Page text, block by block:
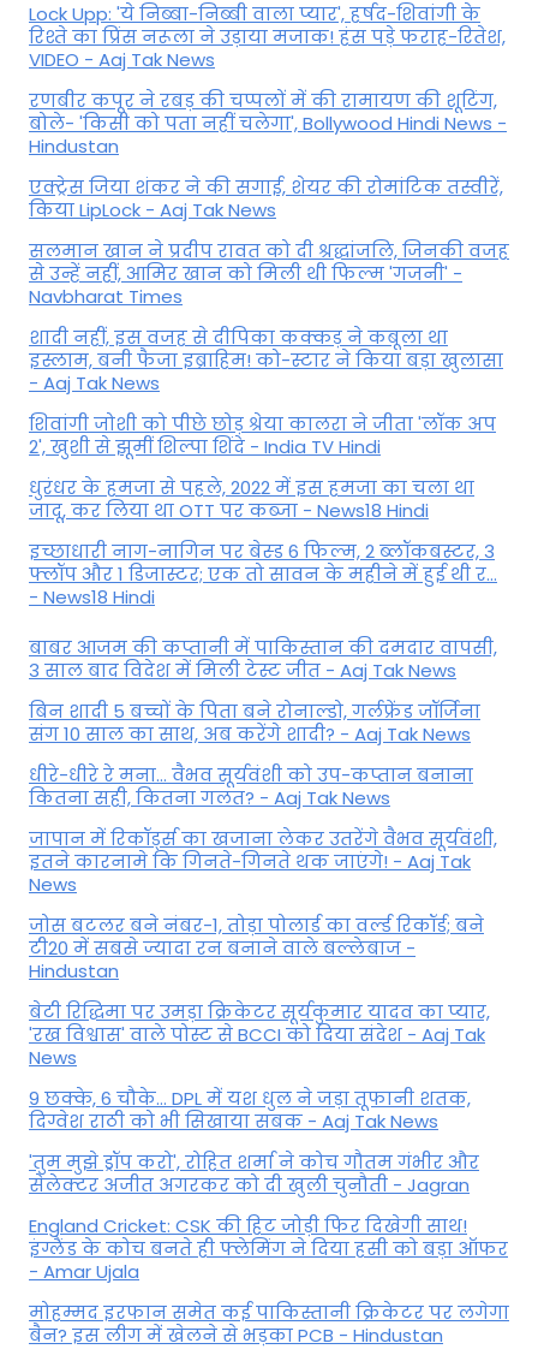
Lock Upp: 'ये निब्बा-निब्बी वाला प्यार', हर्षद-शिवांगी के
रिश्ते का प्रिंस नरूला ने उड़ाया मजाक! हंस पड़े फराह-रितेश,
VIDEO - Aaj Tak News
रणबीर कपूर ने रबड़ की चप्पलों में की रामायण की शूटिंग,
बोले- 'किसी को पता नहीं चलेगा', Bollywood Hindi News -
Hindustan
एक्ट्रेस जिया शंकर ने की सगाई, शेयर की रोमांटिक तस्वीरें,
किया LipLock - Aaj Tak News
सलमान खान ने प्रदीप रावत को दी श्रद्धांजलि, जिनकी वजह
से उन्हें नहीं, आमिर खान को मिली थी फिल्म 'गजनी' -
Navbharat Times
शादी नहीं, इस वजह से दीपिका कक्कड़ ने कबूला था
इस्लाम, बनी फैजा इब्राहिम! को-स्टार ने किया बड़ा खुलासा
- Aaj Tak News
शिवांगी जोशी को पीछे छोड़ श्रेया कालरा ने जीता 'लॉक अप
2', खुशी से झूमीं शिल्पा शिंदे - India TV Hindi
धुरंधर के हमजा से पहले, 2022 में इस हमजा का चला था
जादू, कर लिया था OTT पर कब्जा - News18 Hindi
इच्छाधारी नाग-नागिन पर बेस्ड 6 फिल्म, 2 ब्लॉकबस्टर, 3
फ्लॉप और 1 डिजास्टर; एक तो सावन के महीने में हुई थी र...
- News18 Hindi
बाबर आजम की कप्तानी में पाकिस्तान की दमदार वापसी,
3 साल बाद विदेश में मिली टेस्ट जीत - Aaj Tak News
बिन शादी 5 बच्चों के पिता बने रोनाल्डो, गर्लफ्रेंड जॉर्जिना
संग 10 साल का साथ, अब करेंगे शादी? - Aaj Tak News
धीरे-धीरे रे मना… वैभव सूर्यवंशी को उप-कप्तान बनाना
कितना सही, कितना गलत? - Aaj Tak News
जापान में रिकॉर्ड्स का खजाना लेकर उतरेंगे वैभव सूर्यवंशी,
इतने कारनामे कि गिनते-गिनते थक जाएंगे! - Aaj Tak
News
जोस बटलर बने नंबर-1, तोड़ा पोलार्ड का वर्ल्ड रिकॉर्ड; बने
टी20 में सबसे ज्यादा रन बनाने वाले बल्लेबाज -
Hindustan
बेटी र‍िद्ध‍िमा पर उमड़ा क्रिकेटर सूर्यकुमार यादव का प्यार,
'रख विश्वास' वाले पोस्ट से BCCI को दिया संदेश - Aaj Tak
News
9 छक्के, 6 चौके... DPL में यश धुल ने जड़ा तूफानी शतक,
द‍िग्वेश राठी को भी स‍िखाया सबक - Aaj Tak News
'तुम मुझे ड्रॉप करो', रोहित शर्मा ने कोच गौतम गंभीर और
सेलेक्टर अजीत अगरकर को दी खुली चुनौती - Jagran
England Cricket: CSK की हिट जोड़ी फिर दिखेगी साथ!
इंग्लैंड के कोच बनते ही फ्लेमिंग ने दिया हसी को बड़ा ऑफर
- Amar Ujala
मोहम्मद इरफान समेत कई पाकिस्तानी क्रिकेटर पर लगेगा
बैन? इस लीग में खेलने से भड़का PCB - Hindustan